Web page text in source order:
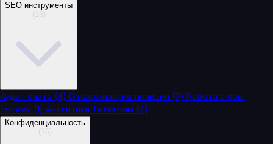
SEO инструменты
(16)
Аудит сайта (4) Отслеживание позиций (7) Работа с соц.
сетями (1) Аналитика Телеграм (4)
Конфиденциальность
(16)